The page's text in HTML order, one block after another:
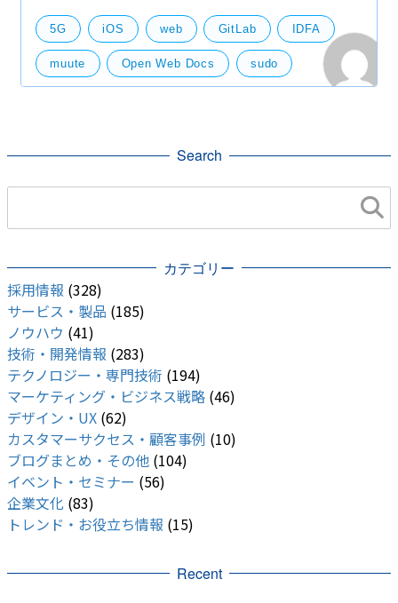
いうわけで、今週はわりとさくっとまとめましたが、
ぜ
5G iOS web GitLab IDFA
muute Open Web Docs sudo
Search
カテゴリー
採用情報 (328)
サービス・製品 (185)
ノウハウ (41)
技術・開発情報 (283)
テクノロジー・専門技術 (194)
マーケティング・ビジネス戦略 (46)
デザイン・UX (62)
カスタマーサクセス・顧客事例 (10)
ブログまとめ・その他 (104)
イベント・セミナー (56)
企業文化 (83)
トレンド・お役立ち情報 (15)
Recent